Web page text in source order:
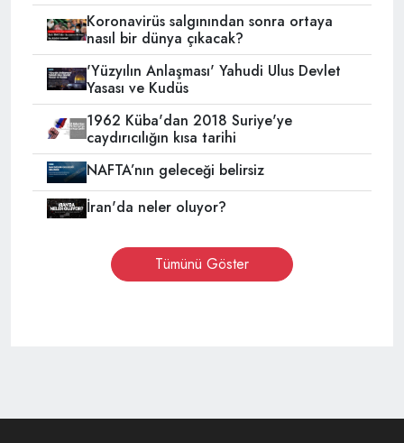
Koronavirüs salgınından sonra ortaya
nasıl bir dünya çıkacak?
'Yüzyılın Anlaşması' Yahudi Ulus Devlet
Yasası ve Kudüs
1962 Küba'dan 2018 Suriye'ye
caydırıcılığın kısa tarihi
NAFTA’nın geleceği belirsiz
İran'da neler oluyor?
Tümünü Göster